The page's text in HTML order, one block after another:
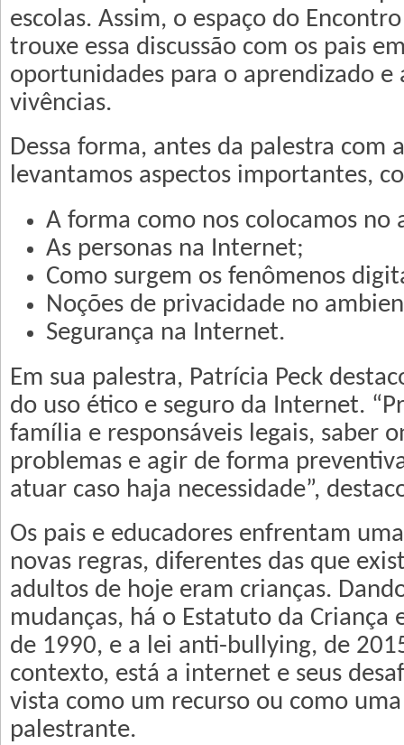
escolas. Assim, o espaço do
trouxe essa discussão com os pais
oportunidades para o aprendizado e
vivências.
Dessa forma, antes da palestra com
levantamos aspectos importantes,
A forma como nos colocamos
As personas na Internet;
Como surgem os fenômenos
Noções de privacidade no
Segurança na Internet.
Em sua palestra, Patrícia Peck
do uso ético e seguro da Internet.
família e responsáveis legais, saber
problemas e agir de forma
atuar caso haja necessidade”,
Os pais e educadores enfrentam
novas regras, diferentes das que
adultos de hoje eram crianças.
mudanças, há o Estatuto da Criança
de 1990, e a lei anti-bullying, de
contexto, está a internet e seus
vista como um recurso ou como
palestrante.